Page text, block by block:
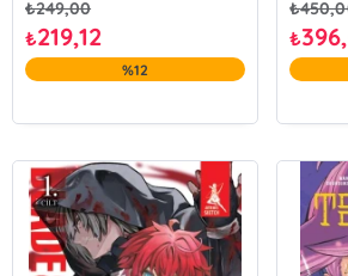
₺249,00
₺219,12
%12
₺
₺